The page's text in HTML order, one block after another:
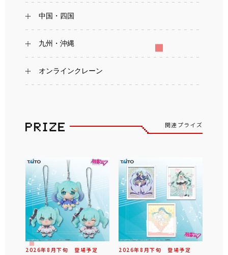
中国・四国
九州・沖縄
オンラインクレーン
関連プライズ
2026年8 月下旬 登場予定 2026年8 月下旬 登場予定